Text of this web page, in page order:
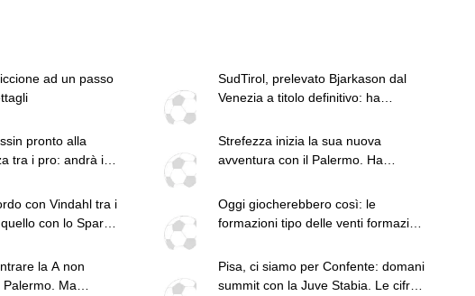
ad un passo
SudTirol, prelevato Bjarkason dal
Venezia a titolo definitivo: ha
pronto alla
tra i pro: andrà in
Strefezza inizia la sua nuova
avventura con il Palermo. Ha
con Vindahl tra i
con lo Sparta
Oggi giocherebbero così: le
formazioni tipo delle venti formazioni
la A non
Ma
Pisa, ci siamo per Confente: domani
summit con la Juve Stabia. Le cifre